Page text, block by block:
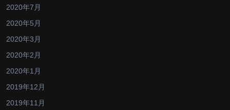
2020年7月
2020年5月
2020年3月
2020年2月
2020年1月
2019年12月
2019年11月